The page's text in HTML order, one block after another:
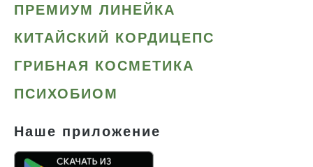
ПРЕМИУМ ЛИНЕЙКА
КИТАЙСКИЙ КОРДИЦЕПС
ГРИБНАЯ КОСМЕТИКА
ПСИХОБИОМ
Наше приложение